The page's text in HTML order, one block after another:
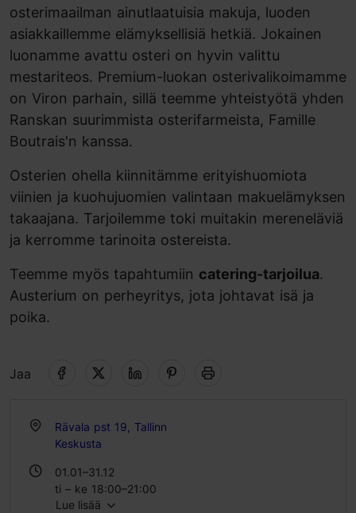
osterimaailman ainutlaatuisia makuja, luoden
asiakkaillemme elämyksellisiä hetkiä. Jokainen
luonamme avattu osteri on hyvin valittu
mestariteos. Premium-luokan osterivalikoimamme
on Viron parhain, sillä teemme yhteistyötä yhden
Ranskan suurimmista osterifarmeista, Famille
Boutrais'n kanssa.
Osterien ohella kiinnitämme erityishuomiota
viinien ja kuohujuomien valintaan makuelämyksen
takaajana. Tarjoilemme toki muitakin mereneläviä
ja kerromme tarinoita ostereista.
Teemme myös tapahtumiin catering-tarjoilua.
Austerium on perheyritys, jota johtavat isä ja
poika.
Jaa
Rävala pst 19, Tallinn
Keskusta
01.01–31.12
ti – ke 18:00–21:00
to 19:00–21:00
Lue lisää